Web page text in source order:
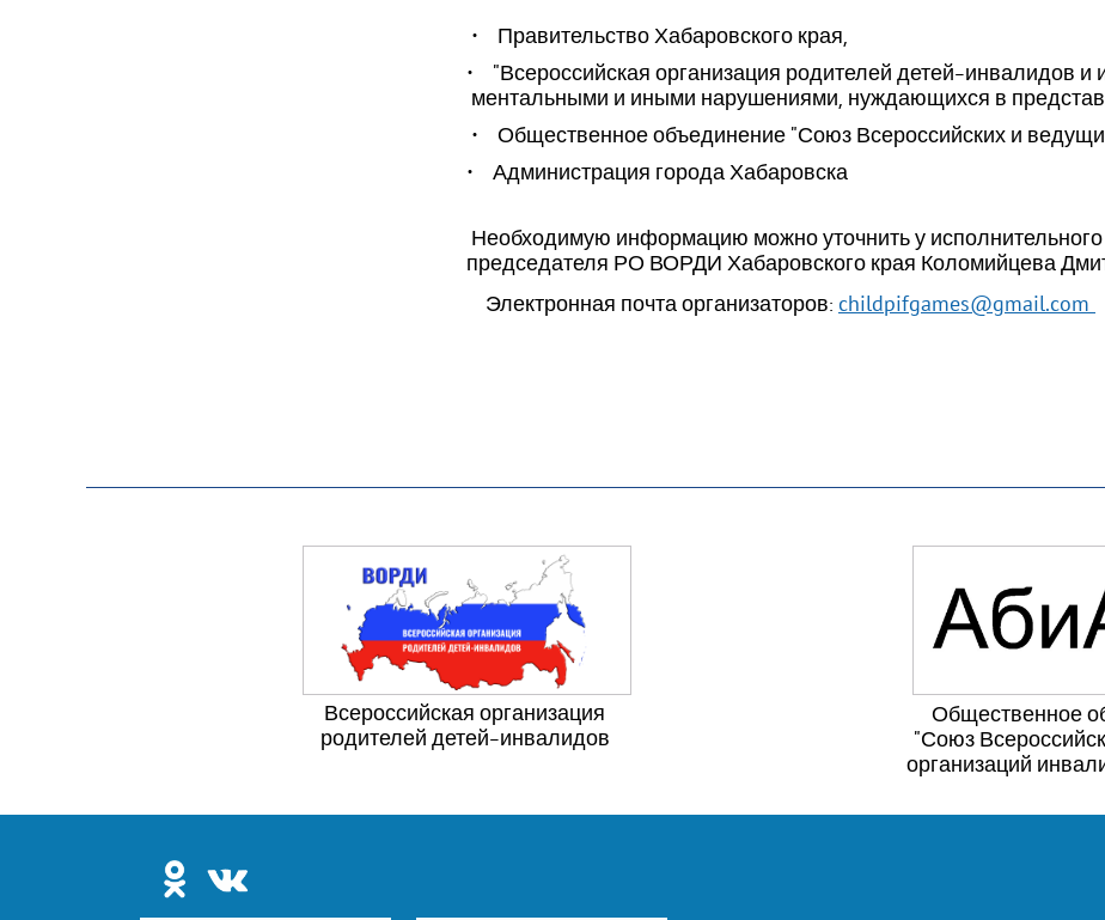
• Правительство Хабаровского края,
• "Всероссийская организация родителей детей-
ментальными и иными нарушениями, нуждающихся в
• Общественное объединение "Союз Всероссийских и
• Администрация города Хабаровска
Необходимую информацию можно уточнить у
председателя РО ВОРДИ Хабаровского края Коломийцева
Электронная почта организаторов: childpifgames@gmail.com
Всероссийская организация
родителей детей-инвалидов
Общественное
"Союз
организаций